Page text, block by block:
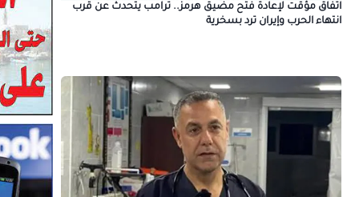
اتفاق مؤقت لإعادة فتح مضيق هرمز.. ترامب يتحدث عن قرب
انتهاء الحرب وإيران ترد بسخرية